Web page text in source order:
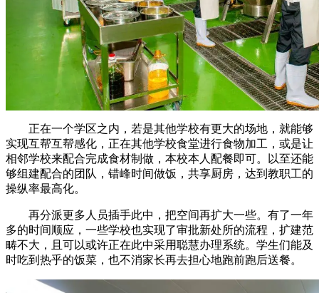
正在一个学区之内，若是其他学校有更大的场地，就能够
实现互帮互帮感化，正在其他学校食堂进行食物加工，或是让
相邻学校来配合完成食材制做，本校本人配餐即可。以至还能
够组建配合的团队，错峰时间做饭，共享厨房，达到教职工的
操纵率最高化。
再分派更多人员插手此中，把空间再扩大一些。有了一年
多的时间顺应，一些学校也实现了审批新处所的流程，扩建范
畴不大，且可以或许正在此中采用聪慧办理系统。学生们能及
时吃到热乎的饭菜，也不消家长再去担心地跑前跑后送餐。